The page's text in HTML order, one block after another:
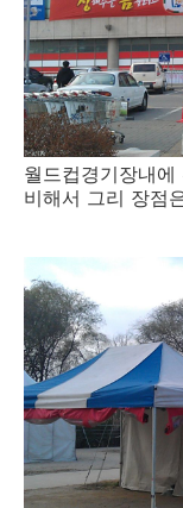
월드컵경기장내
비해서 그리 장점